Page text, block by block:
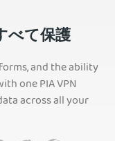
べて保護
and the ability
one PIA VPN
across all your